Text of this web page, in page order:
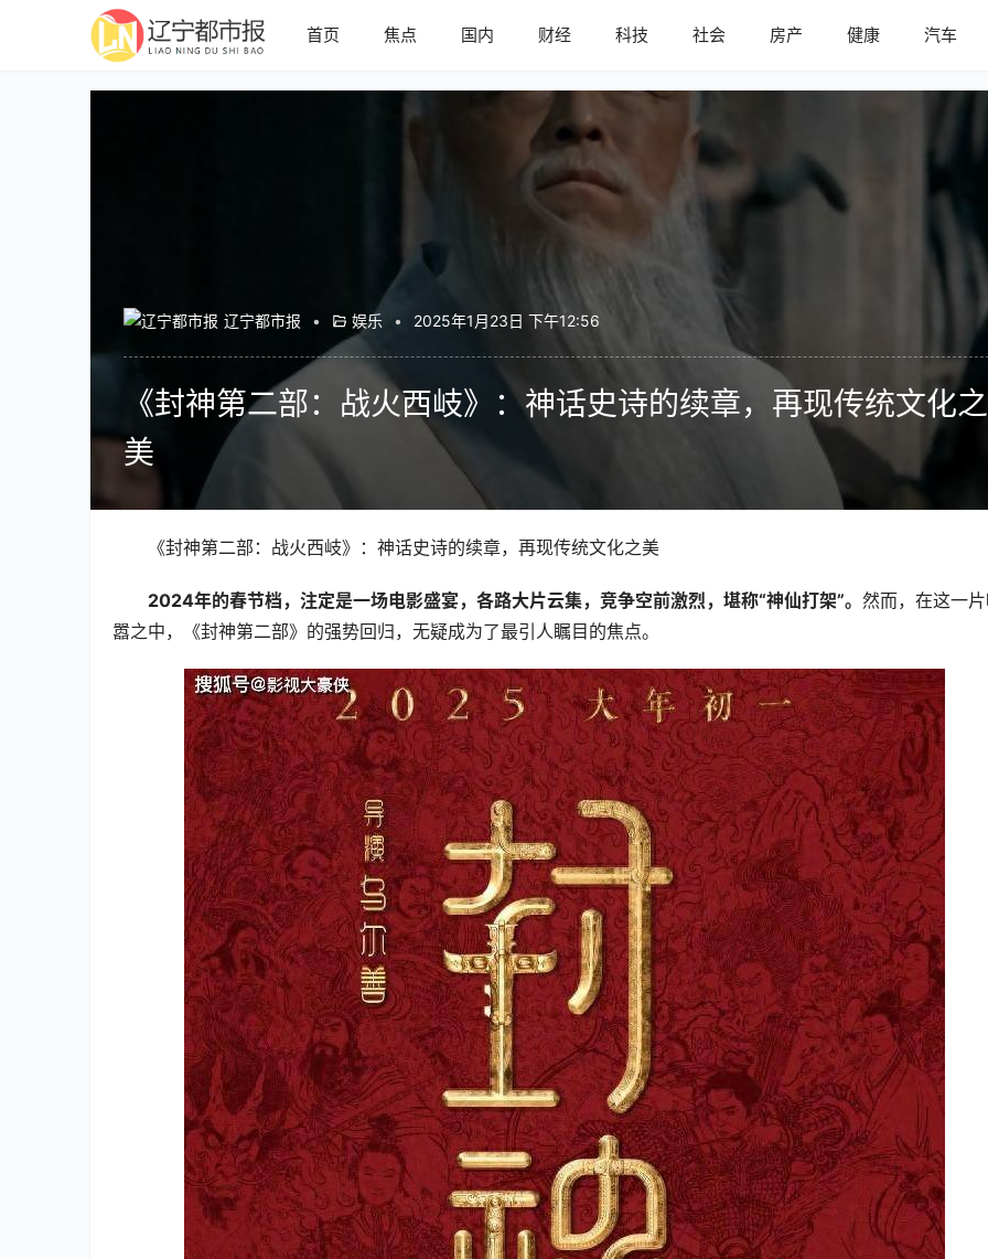
首页 焦点 国内 财经 科技 社会 房产 健康 汽车
辽宁都市报 • 娱乐 • 2025年1月23日 下午12:56
《封神第二部：战火西岐》：神话史诗的续章，再现传统文化之
美
《封神第二部：战火西岐》：神话史诗的续章，再现传统文化之美
2024年的春节档，注定是一场电影盛宴，各路大片云集，竞争空前激烈，堪称“神仙打架”。 然而，在这一
嚣之中，《封神第二部》的强势回归，无疑成为了最引人瞩目的焦点。